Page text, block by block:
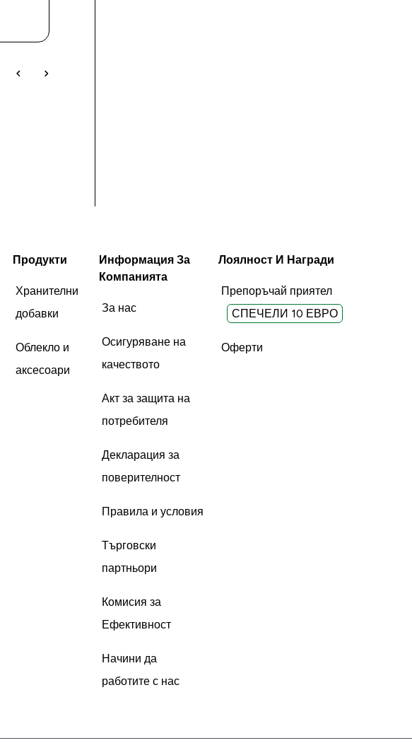
Продукти
Хранителни
добавки
Облекло и
аксесоари
Информация За
Компанията
За нас
Осигуряване на
качеството
Акт за защита на
потребителя
Декларация за
поверителност
Правила и условия
Търговски
партньори
Комисия за
Ефективност
Начини да
работите с нас
Лоялност И Награди
Препоръчай приятел
СПЕЧЕЛИ 10 ЕВРО
Оферти